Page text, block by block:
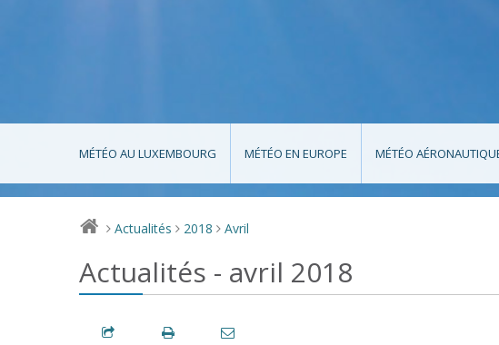
MÉTÉO AU LUXEMBOURG MÉTÉO EN EUROPE MÉTÉO
> Actualités > 2018 > Avril
Actualités - avril 2018